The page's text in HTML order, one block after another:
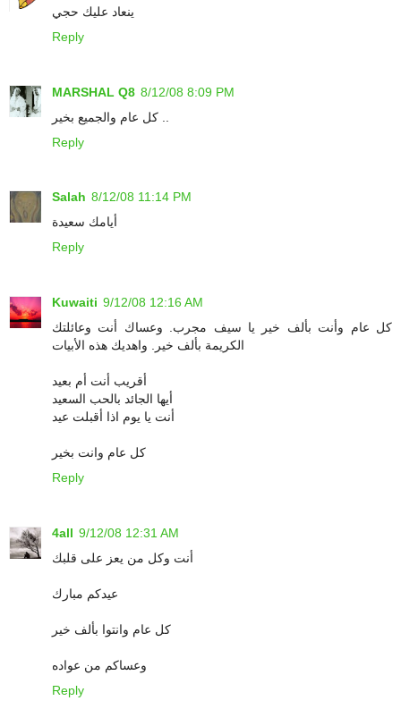
ينعاد عليك حجي
Reply
MARSHAL Q8 8/12/08 8:09 PM
Reply
Salah 8/12/08 11:14 PM
أيامك سعيدة
Reply
Kuwaiti 9/12/08 12:16 AM
كل عام وأنت بألف خير يا سيف مجرب. وعساك أنت وعائلتك
الكريمة بألف خير. واهديك هذه الأبيات
أقريب أنت أم بعيد
أيها الجائد بالحب السعيد
أنت يا يوم اذا أقبلت عيد
كل عام وانت بخير
Reply
4all 9/12/08 12:31 AM
أنت وكل من يعز على قلبك
عيدكم مبارك
كل عام وانتوا بألف خير
وعساكم من عواده
Reply